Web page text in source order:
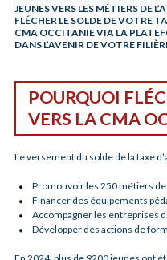
JEUNES VERS LES MÉTIERS DE
FLÉCHER LE SOLDE DE VOTRE
CMA OCCITANIE VIA LA
DANS L’AVENIR DE VOTRE
POURQUOI
VERS LA CMA
Le versement du solde de la taxe
Promouvoir les 250 métiers de
Financer des équipements
Accompagner les entreprises
Développer des actions de